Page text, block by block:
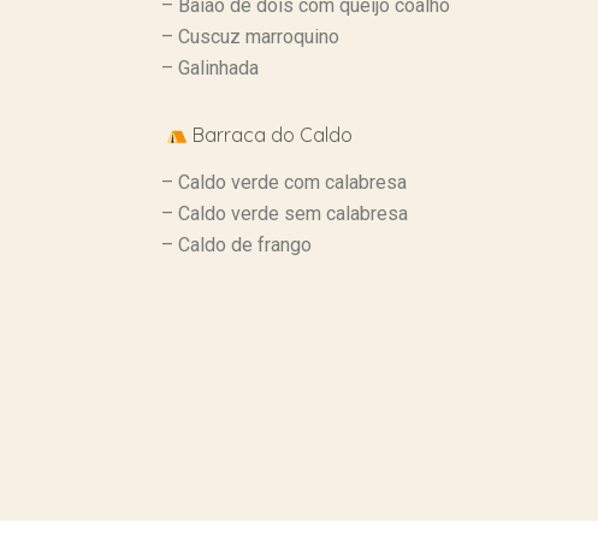
– Baião de dois com queijo coalho
– Cuscuz marroquino
– Galinhada
Barraca do Caldo
– Caldo verde com calabresa
– Caldo verde sem calabresa
– Caldo de frango